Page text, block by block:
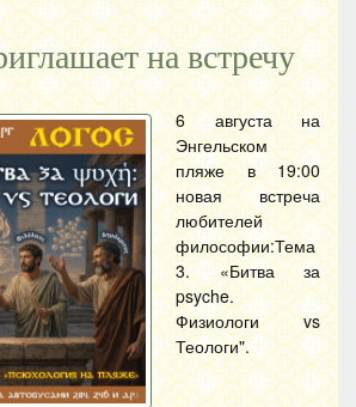
на встречу
6 августа на
Энгельском
пляже в 19:00
новая встреча
любителей
философии:Тема
3. «Битва за
psyche.
Физиологи vs
Теологи".